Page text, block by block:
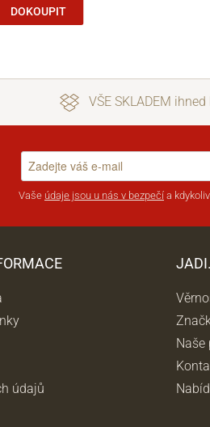
DOKOUPIT
VŠE SKLADEM
Vaše údaje jsou u nás v bezpečí a
údajů
Naše